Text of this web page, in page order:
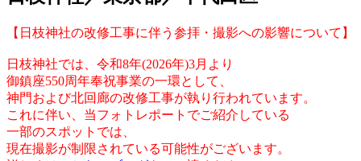
【日枝神社の改修工事に伴う参拝・撮影への影響について】
日枝神社では、令和8年(2026年)3月より
御鎮座550周年奉祝事業の一環として、
神門および北回廊の改修工事が執り行われています。
これに伴い、当フォトレポートでご紹介している
一部のスポットでは、
現在撮影が制限されている可能性がございます。